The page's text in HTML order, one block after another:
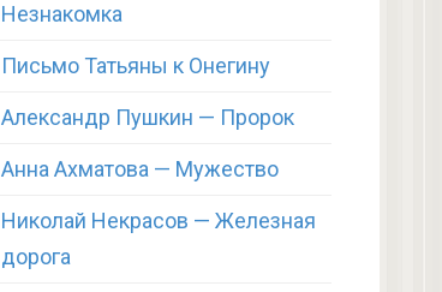
Незнакомка
Письмо Татьяны к Онегину
Александр Пушкин — Пророк
Анна Ахматова — Мужество
Николай Некрасов — Железная
дорога